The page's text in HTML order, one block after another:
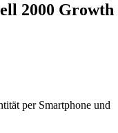
2000 Growth
per Smartphone und